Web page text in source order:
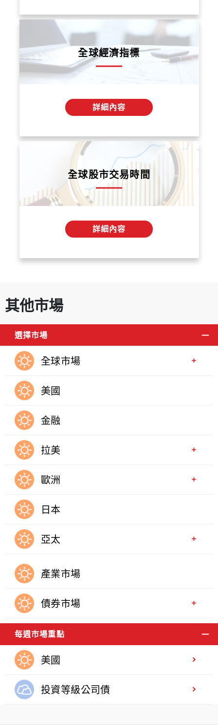
全球經濟指標
詳細內容
全球股市交易時間
詳細內容
其他市場
選擇市場
全球市場
美國
金融
拉美
歐洲
日本
亞太
產業市場
債券市場
每週市場重點
美國
投資等級公司債